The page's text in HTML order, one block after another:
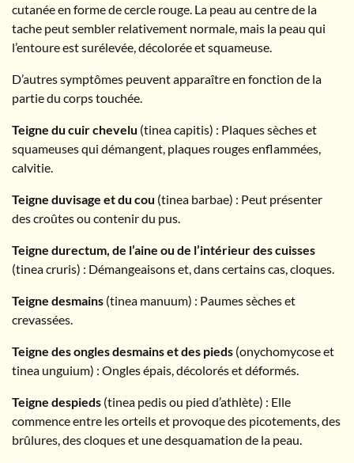
cutanée en forme de cercle rouge. La peau au centre de la
tache peut sembler relativement normale, mais la peau qui
l’entoure est surélevée, décolorée et squameuse.
D’autres symptômes peuvent apparaître en fonction de la
partie du corps touchée.
Teigne du cuir chevelu (tinea capitis) : Plaques sèches et
squameuses qui démangent, plaques rouges enflammées,
calvitie.
Teigne duvisage et du cou (tinea barbae) : Peut présenter
des croûtes ou contenir du pus.
Teigne durectum, de l’aine ou de l’intérieur des cuisses
(tinea cruris) : Démangeaisons et, dans certains cas, cloques.
Teigne desmains (tinea manuum) : Paumes sèches et
crevassées.
Teigne des ongles desmains et des pieds (onychomycose et
tinea unguium) : Ongles épais, décolorés et déformés.
Teigne despieds (tinea pedis ou pied d’athlète) : Elle
commence entre les orteils et provoque des picotements, des
brûlures, des cloques et une desquamation de la peau.